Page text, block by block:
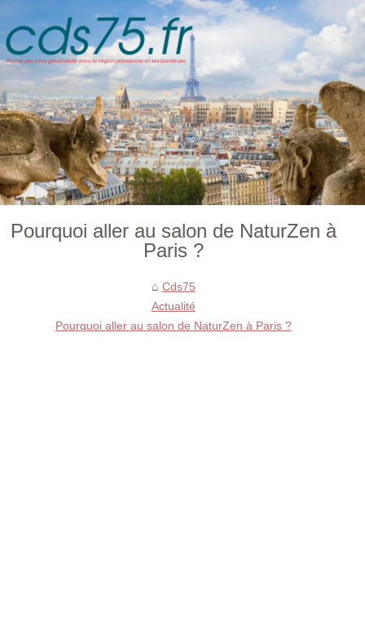
Pourquoi aller au salon de NaturZen à
Paris ?
Cds75
Actualité
Pourquoi aller au salon de NaturZen à Paris ?